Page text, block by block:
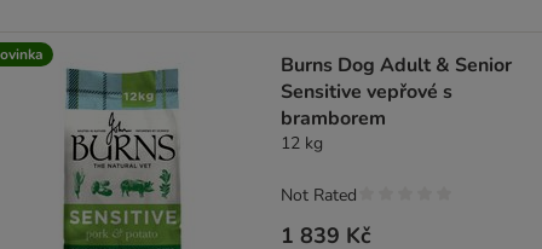
Burns Dog Adult & Senior
Sensitive vepřové s
bramborem
12 kg
1 839 Kč
Not Rated